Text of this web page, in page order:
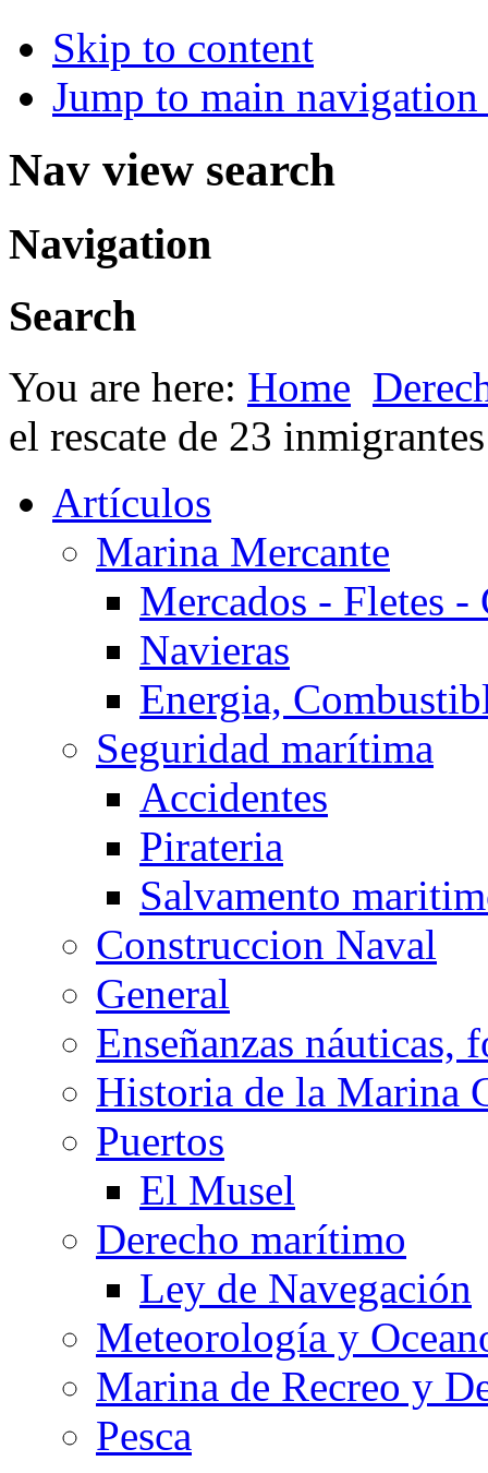
Skip to content
Jump to main
Nav view search
Navigation
Search
You are here: Home
el rescate de 23 inmigrantes
Artículos
Marina Mercante
Mercados - Fletes -
Navieras
Energia,
Seguridad marítima
Accidentes
Pirateria
Salvamento
Construccion Naval
General
Enseñanzas náuticas,
Historia de la Marina
Puertos
El Musel
Derecho marítimo
Ley de Navegación
Meteorología y
Marina de Recreo y
Pesca